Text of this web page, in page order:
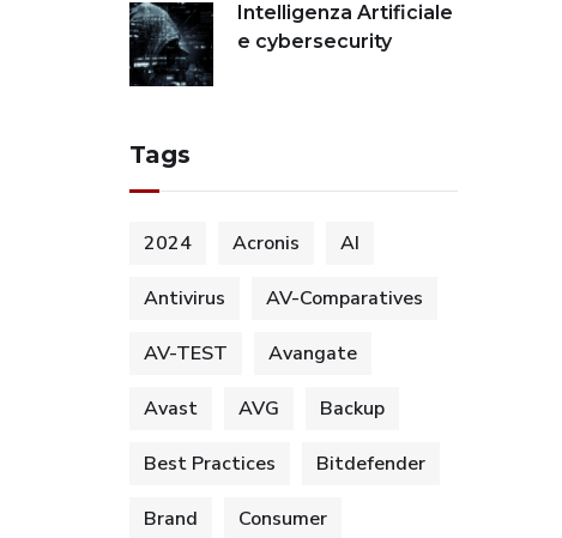
Intelligenza Artificiale
e cybersecurity
Tags
2024 Acronis AI
Antivirus AV-Comparatives
AV-TEST Avangate
Avast AVG Backup
Best Practices Bitdefender
Brand Consumer